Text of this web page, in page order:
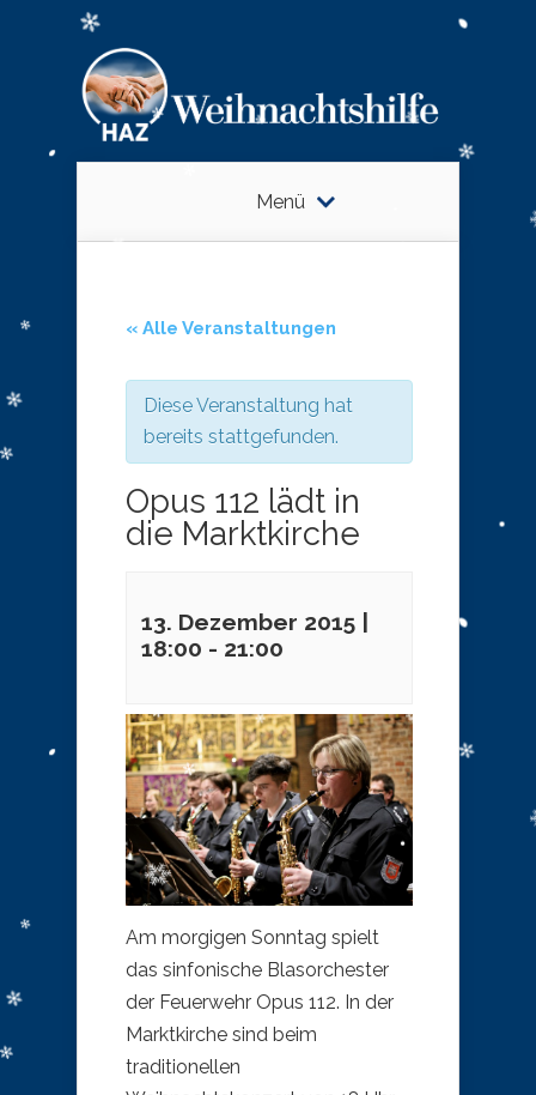
Menü
« Alle Veranstaltungen
Diese Veranstaltung hat
bereits stattgefunden.
Opus 112 lädt in
die Marktkirche
13. Dezember 2015 |
18:00 - 21:00
Am morgigen Sonntag spielt
das sinfonische Blasorchester
der Feuerwehr Opus 112. In der
Marktkirche sind beim
traditionellen